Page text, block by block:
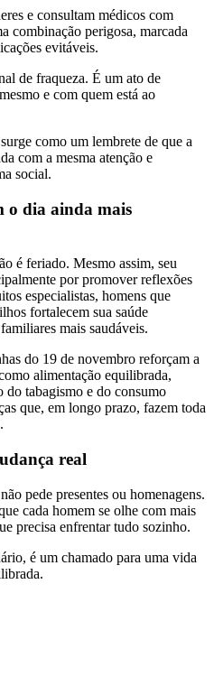
e consultam médicos com
combinação perigosa, marcada
evitáveis.
de fraqueza. É um ato de
e com quem está ao
como um lembrete de que a
com a mesma atenção e
social.
o dia ainda mais
é feriado. Mesmo assim, seu
por promover reflexões
especialistas, homens que
fortalecem sua saúde
mais saudáveis.
do 19 de novembro reforçam a
alimentação equilibrada,
do tabagismo e do consumo
que, em longo prazo, fazem toda
real
pede presentes ou homenagens.
cada homem se olhe com mais
precisa enfrentar tudo sozinho.
é um chamado para uma vida